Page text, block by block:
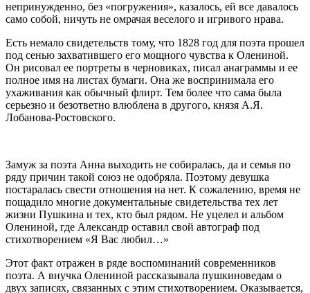
непринужденно, без «погружения», казалось, ей все давалось
само собой, ничуть не омрачая веселого и игривого нрава.
Есть немало свидетельств тому, что 1828 год для поэта прошел
под сенью захватившего его мощного чувства к Олениной.
Он рисовал ее портреты в черновиках, писал анаграммы и ее
полное имя на листах бумаги. Она же воспринимала его
ухаживания как обычный флирт. Тем более что сама была
серьезно и безответно влюблена в другого, князя А.Я.
Лобанова-Ростовского.
Замуж за поэта Анна выходить не собиралась, да и семья по
ряду причин такой союз не одобряла. Поэтому девушка
постаралась свести отношения на нет. К сожалению, время не
пощадило многие документальные свидетельства тех лет
жизни Пушкина и тех, кто был рядом. Не уцелел и альбом
Олениной, где Александр оставил свой автограф под
стихотворением «Я Вас любил…»
Этот факт отражен в ряде воспоминаний современников
поэта. А внучка Олениной рассказывала пушкиноведам о
двух записях, связанных с этим стихотворением. Оказывается,